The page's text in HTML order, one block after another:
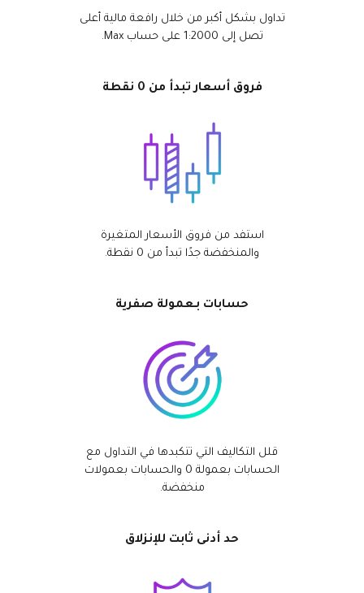
تداول بشكل أكبر من خلال رافعة مالية أعلى
تصل إلى 1:2000 على حساب Max.
فروق أسعار تبدأ من 0 نقطة
استفد من فروق الأسعار المتغيرة
والمنخفضة جدًا تبدأ من 0 نقطة.
حسابات بـعمولة صفرية
قلل التكاليف التي تتكبدها في التداول مع
الحسابات بعمولة 0 والحسابات بعمولات
منخفضة.
حد أدنى ثابت للإنزلاق